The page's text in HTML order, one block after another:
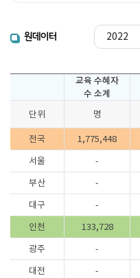
원데이터
교육 수혜자
수 소계
단위 명
전국 1,775,448
서울 -
부산 -
대구 -
인천 133,728
광주 -
대전 -